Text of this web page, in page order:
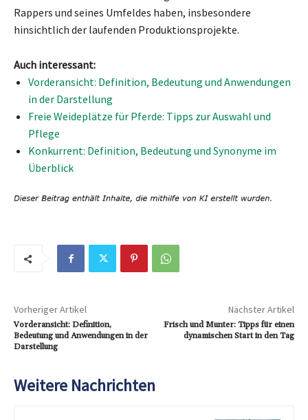
Rappers und seines Umfeldes haben, insbesondere
hinsichtlich der laufenden Produktionsprojekte.
Auch interessant:
Vorderansicht: Definition, Bedeutung und Anwendungen
in der Darstellung
Freie Weideplätze für Pferde: Tipps zur Auswahl und
Pflege
Konkurrent: Definition, Bedeutung und Synonyme im
Überblick
Vorheriger Artikel
Vorderansicht: Definition,
Bedeutung und Anwendungen in der
Darstellung
Nächster Artikel
Frisch und Munter: Tipps für einen
dynamischen Start in den Tag
Weitere Nachrichten